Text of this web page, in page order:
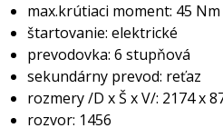
max.krútiaci moment: 45
štartovanie: elektrické
prevodovka: 6 stupňová
sekundárny prevod: reťaz
rozmery /D x Š x V/: 2174 x
rozvor: 1456